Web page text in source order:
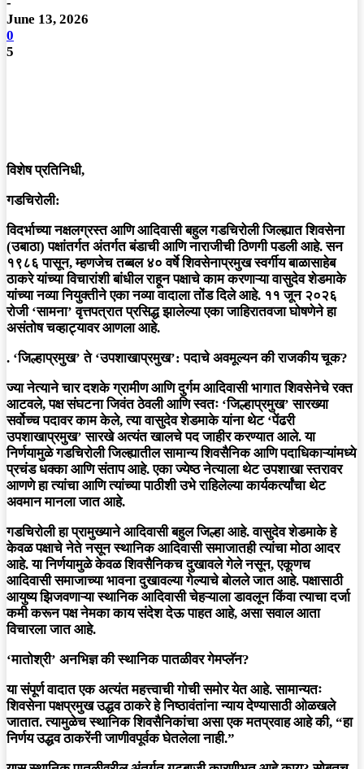
-
June 13, 2026
0
5
विशेष प्रतिनिधी,
गडचिरोली:
विदर्भाच्या नक्षलग्रस्त आणि आदिवासी बहुल गडचिरोली जिल्ह्यात शिवसेना
(उबाठा) पक्षांतर्गत अंतर्गत बंडाची आणि नाराजीची ठिणगी पडली आहे. सन
१९८६ पासून, म्हणजेच तब्बल ४० वर्षे शिवसेनाप्रमुख स्वर्गीय बाळासाहेब
ठाकरे यांच्या विचारांशी बांधील राहून पक्षाचे काम करणाऱ्या वासुदेव शेडमाके
यांच्या नव्या नियुक्तीने एका नव्या वादाला तोंड दिले आहे. ११ जून २०२६
रोजी ‘सामना’ वृत्तपत्रात प्रसिद्ध झालेल्या एका जाहिरातवजा घोषणेने हा
असंतोष चव्हाट्यावर आणला आहे.
. ‘जिल्हाप्रमुख’ ते ‘उपशाखाप्रमुख’: पदाचे अवमूल्यन की राजकीय चूक?
ज्या नेत्याने चार दशके ग्रामीण आणि दुर्गम आदिवासी भागात शिवसेनेचे रक्त
आटवले, पक्ष संघटना जिवंत ठेवली आणि स्वतः ‘जिल्हाप्रमुख’ सारख्या
सर्वोच्च पदावर काम केले, त्या वासुदेव शेडमाके यांना थेट ‘पेंढरी
उपशाखाप्रमुख’ सारखे अत्यंत खालचे पद जाहीर करण्यात आले. या
निर्णयामुळे गडचिरोली जिल्ह्यातील सामान्य शिवसैनिक आणि पदाधिकाऱ्यांमध्ये
प्रचंड धक्का आणि संताप आहे. एका ज्येष्ठ नेत्याला थेट उपशाखा स्तरावर
आणणे हा त्यांचा आणि त्यांच्या पाठीशी उभे राहिलेल्या कार्यकर्त्यांचा थेट
अवमान मानला जात आहे.
गडचिरोली हा प्रामुख्याने आदिवासी बहुल जिल्हा आहे. वासुदेव शेडमाके हे
केवळ पक्षाचे नेते नसून स्थानिक आदिवासी समाजातही त्यांचा मोठा आदर
आहे. या निर्णयामुळे केवळ शिवसैनिकच दुखावले गेले नसून, एकूणच
आदिवासी समाजाच्या भावना दुखावल्या गेल्याचे बोलले जात आहे. पक्षासाठी
आयुष्य झिजवणाऱ्या स्थानिक आदिवासी चेहऱ्याला डावलून किंवा त्याचा दर्जा
कमी करून पक्ष नेमका काय संदेश देऊ पाहत आहे, असा सवाल आता
विचारला जात आहे.
‘मातोश्री’ अनभिज्ञ की स्थानिक पातळीवर गेमप्लॅन?
या संपूर्ण वादात एक अत्यंत महत्त्वाची गोची समोर येत आहे. सामान्यतः
शिवसेना पक्षप्रमुख उद्धव ठाकरे हे निष्ठावंतांना न्याय देण्यासाठी ओळखले
जातात. त्यामुळेच स्थानिक शिवसैनिकांचा असा एक मतप्रवाह आहे की, “हा
निर्णय उद्धव ठाकरेंनी जाणीवपूर्वक घेतलेला नाही.”